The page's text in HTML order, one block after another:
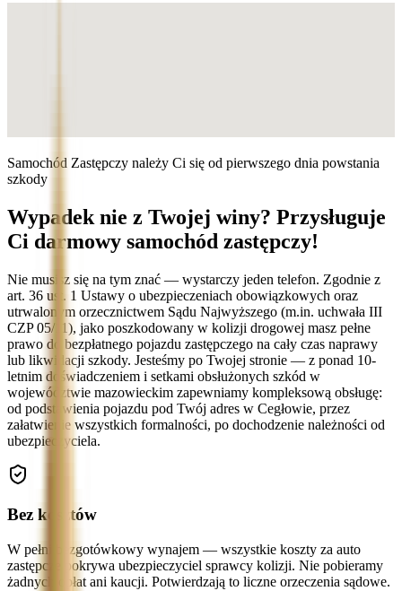
Samochód Zastępczy należy Ci się od pierwszego dnia powstania
szkody
Wypadek nie z Twojej winy? Przysługuje
Ci darmowy samochód zastępczy!
Nie musisz się na tym znać — wystarczy jeden telefon. Zgodnie z
art. 36 ust. 1 Ustawy o ubezpieczeniach obowiązkowych oraz
utrwalonym orzecznictwem Sądu Najwyższego (m.in. uchwała III
CZP 05/11), jako poszkodowany w kolizji drogowej masz pełne
prawo do bezpłatnego pojazdu zastępczego na cały czas naprawy
lub likwidacji szkody. Jesteśmy po Twojej stronie — z ponad 10-
letnim doświadczeniem i setkami obsłużonych szkód w
województwie mazowieckim zapewniamy kompleksową obsługę:
od podstawienia pojazdu pod Twój adres w Cegłowie, przez
załatwienie wszystkich formalności, po dochodzenie należności od
ubezpieczyciela.
Bez kosztów
W pełni bezgotówkowy wynajem — wszystkie koszty za auto
zastępcze pokrywa ubezpieczyciel sprawcy kolizji. Nie pobieramy
żadnych opłat ani kaucji. Potwierdzają to liczne orzeczenia sądowe.